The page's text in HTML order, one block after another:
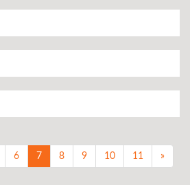
6 7 8 9 10 11 »